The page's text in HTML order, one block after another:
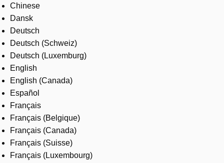
Industries
Services
About us
Where to buy
Contact us
Careers
Chinese
Dansk
Deutsch
Deutsch (Schweiz)
Deutsch (Luxemburg)
English
English (Canada)
Español
Français
Français (Belgique)
Français (Canada)
Français (Suisse)
Français (Luxembourg)